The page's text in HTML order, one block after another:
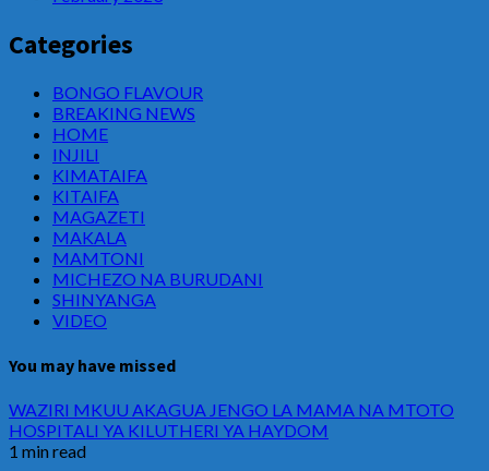
Categories
BONGO FLAVOUR
BREAKING NEWS
HOME
INJILI
KIMATAIFA
KITAIFA
MAGAZETI
MAKALA
MAMTONI
MICHEZO NA BURUDANI
SHINYANGA
VIDEO
You may have missed
WAZIRI MKUU AKAGUA JENGO LA MAMA NA MTOTO
HOSPITALI YA KILUTHERI YA HAYDOM
1 min read